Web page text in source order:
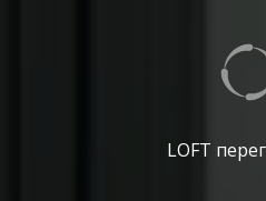
LOFT